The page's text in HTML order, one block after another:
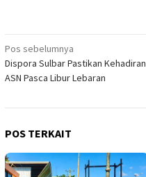
Navigasi
pos
Pos sebelumnya
Dispora Sulbar Pastikan Kehadiran
ASN Pasca Libur Lebaran
POS TERKAIT